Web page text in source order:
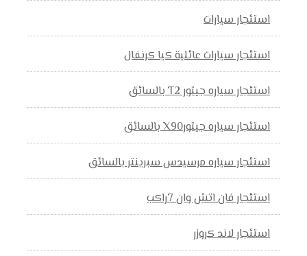
استئجار سيارات
استئجار سيارات عائلية كيا كرنفال
استئجار سياره جيتور T2 بالسائق
استئجار سياره جيتورX90 بالسائق
استئجار سياره مرسيدس سبرينتر بالسائق
استئجار فان اتش وان 7راكب
استئجار لاند كروزر